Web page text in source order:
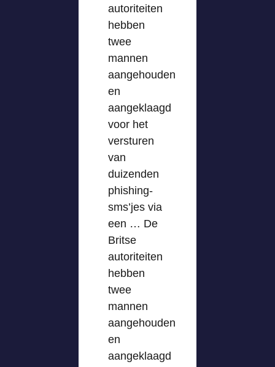
autoriteiten
hebben
twee
mannen
aangehouden
en
aangeklaagd
voor het
versturen
van
duizenden
phishing-
sms’jes via
een … De
Britse
autoriteiten
hebben
twee
mannen
aangehouden
en
aangeklaagd